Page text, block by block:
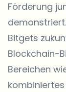
Förderung
Bitgets
Blockchain-
Bereichen
kombiniertes